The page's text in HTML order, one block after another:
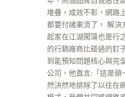
堆疊，成效不彰，網路
都要付諸東流了。 解決
起家在江湖闖蕩也是行
的行銷廠商比碰過的釘
到能預知問題核心與完
公司，他直言:「這是頭
然決然地排除了以往在